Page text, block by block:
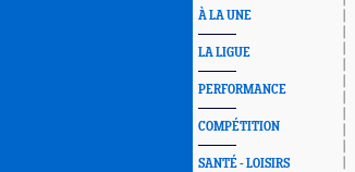
À LA UNE
LA LIGUE
PERFORMANCE
COMPÉTITION
SANTÉ - LOISIRS